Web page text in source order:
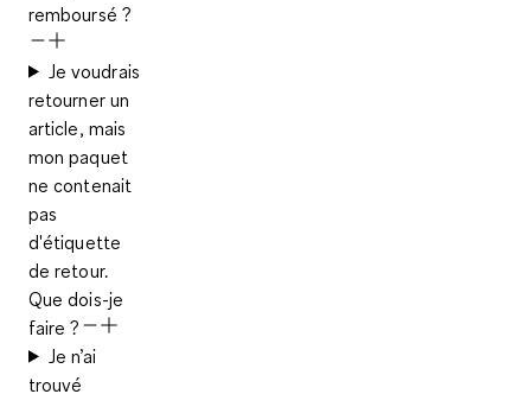
remboursé ?
Je voudrais
retourner un
article, mais
mon paquet
ne contenait
pas
d'étiquette
de retour.
Que dois-je
faire ?
Je n’ai
trouvé